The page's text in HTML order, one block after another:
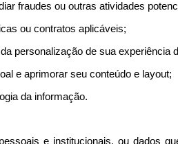
fraudes ou outras atividades
ou contratos aplicáveis;
personalização de sua experiência
e aprimorar seu conteúdo e layout;
da informação.
e institucionais, ou dados